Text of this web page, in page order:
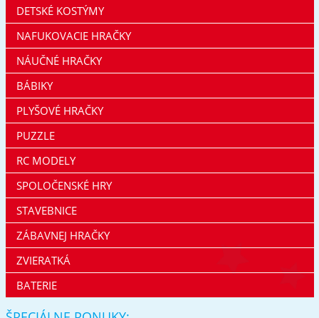
DETSKÉ KOSTÝMY
NAFUKOVACIE HRAČKY
NÁUČNÉ HRAČKY
BÁBIKY
PLYŠOVÉ HRAČKY
PUZZLE
RC MODELY
SPOLOČENSKÉ HRY
STAVEBNICE
ZÁBAVNEJ HRAČKY
ZVIERATKÁ
BATERIE